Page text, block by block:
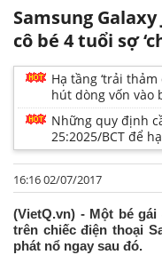
Samsung
cô bé 4 tuổi sợ
Hạ tầng ‘trải
hút dòng vốn vào
Những quy định
25:2025/BCT để
16:16 02/07/2017
(VietQ.vn) - Một bé
trên chiếc điện thoại
phát nổ ngay sau đó.